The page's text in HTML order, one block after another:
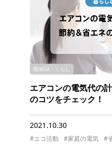
地域GX・くらし
エアコンの電気代の
のコツをチェック！
2021.10.30
#エコ活動 #家庭の電気 #